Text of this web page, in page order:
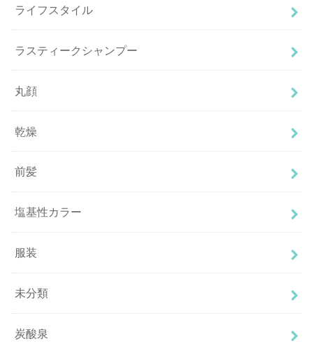
ライフスタイル
ラスティークシャンプー
丸顔
乾燥
前髪
塩基性カラー
服装
未分類
炭酸泉